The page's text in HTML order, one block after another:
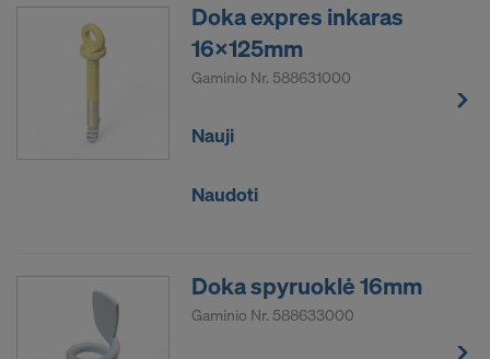
Doka expres inkaras
16x125mm
Gaminio Nr. 588631000
Nauji
Naudoti
Doka spyruoklė 16mm
Gaminio Nr. 588633000